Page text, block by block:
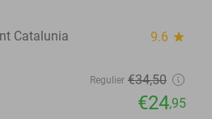
Catalunia
9.6 star
Regulier €34,50
€24,95